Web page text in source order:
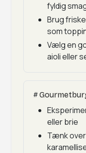
fyldig
Brug
som
Vælg en
aioli eller
eller brie
Tænk